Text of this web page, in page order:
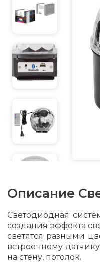
Описание
Светодиодная
создания эффекта
светятся разными
встроенному
на стену, потолок.